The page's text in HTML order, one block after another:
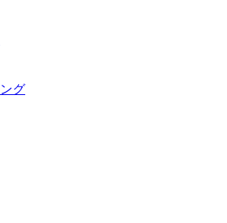
グ